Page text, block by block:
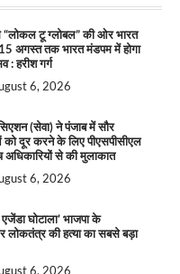
टू ग्लोबल” की ओर भारत
अगस्त तक भारत मंडपम में होगा
: हरीश गर्ग
6, 2026
(सेवा) ने पंजाब में सौर
को दूर करने के लिए पीएसपीसीएल
से की मुलाकात
6, 2026
घोटाला’ भाजपा के
लोकतंत्र की हत्या का सबसे बड़ा
6, 2026
यात्रा 2025’ का हरियाणा से
13, 2025
सैक्टर 34-सी, चण्डीगढ़ में
6, 2025
मंच पर भारत को कमजोर करने